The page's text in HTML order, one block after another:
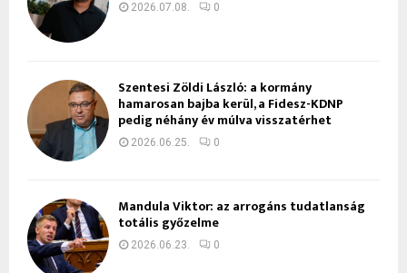
2026.07.08. 0
Szentesi Zöldi László: a kormány
hamarosan bajba kerül, a Fidesz-KDNP
pedig néhány év múlva visszatérhet
2026.06.25. 0
Mandula Viktor: az arrogáns tudatlanság
totális győzelme
2026.06.23. 0